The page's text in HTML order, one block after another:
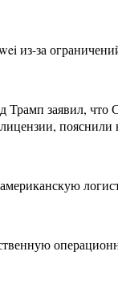
из-за
заявил, что